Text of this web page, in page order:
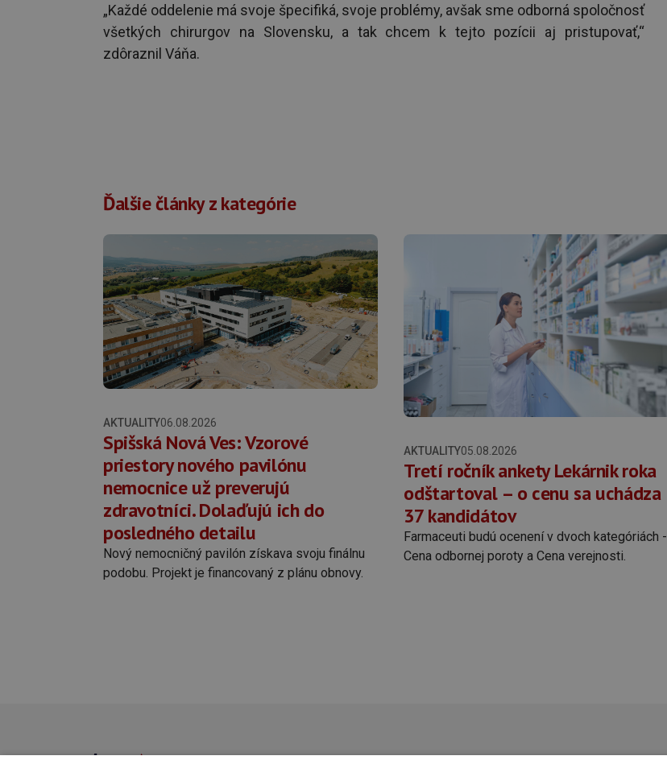
„Každé oddelenie má svoje špecifiká, svoje problémy, avšak sme odborná spoločnosť
všetkých chirurgov na Slovensku, a tak chcem k tejto pozícii aj pristupovať,“
zdôraznil Váňa.
Ďalšie články z kategórie
AKTUALITY06.08.2026
Spišská Nová Ves: Vzorové
priestory nového pavilónu
nemocnice už preverujú
zdravotníci. Dolaďujú ich do
posledného detailu
Nový nemocničný pavilón získava svoju finálnu
podobu. Projekt je financovaný z plánu obnovy.
AKTUALITY05.08.2026
Tretí ročník ankety Lekárnik roka
odštartoval – o cenu sa uchádza
37 kandidátov
Farmaceuti budú ocenení v dvoch kategóriách -
Cena odbornej poroty a Cena verejnosti.